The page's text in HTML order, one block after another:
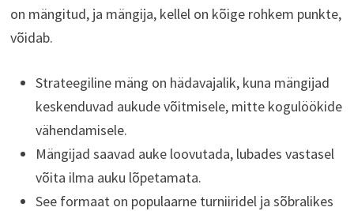
on mängitud, ja mängija, kellel on kõige rohkem punkte,
võidab.
Strateegiline mäng on hädavajalik, kuna mängijad
keskenduvad aukude võitmisele, mitte kogulöökide
vähendamisele.
Mängijad saavad auke loovutada, lubades vastasel
võita ilma auku lõpetamata.
See formaat on populaarne turniiridel ja sõbralikes